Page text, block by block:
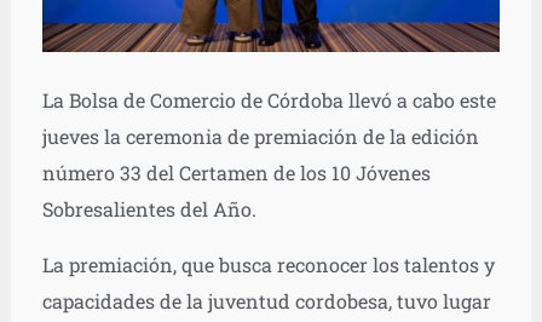
La Bolsa de Comercio de Córdoba llevó a cabo este
jueves la ceremonia de premiación de la edición
número 33 del Certamen de los 10 Jóvenes
Sobresalientes del Año.
La premiación, que busca reconocer los talentos y
capacidades de la juventud cordobesa, tuvo lugar